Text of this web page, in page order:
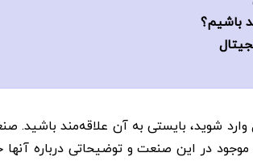
باشیم؟
وارد شوید، بایستی به آن علاقه‌مند
در این صنعت و توضیحاتی درباره